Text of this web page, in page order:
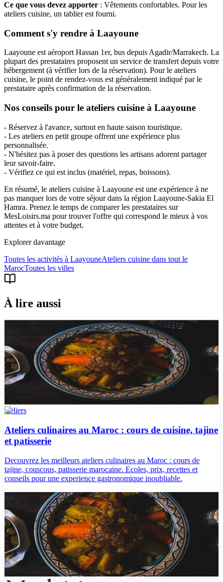
Ce que vous devez apporter : Vêtements confortables. Pour les
ateliers cuisine, un tablier est fourni.
Comment s'y rendre à Laayoune
Laayoune est aéroport Hassan 1er, bus depuis Agadir/Marrakech. La
plupart des prestataires proposent un service de transfert depuis votre
hébergement (à vérifier lors de la réservation). Pour le ateliers
cuisine, le point de rendez-vous est généralement indiqué par le
prestataire après confirmation de la réservation.
Nos conseils pour le ateliers cuisine à Laayoune
- Réservez à l'avance, surtout en haute saison touristique.
- Les ateliers en petit groupe offrent une expérience plus
personnalisée.
- N'hésitez pas à poser des questions les artisans adorent partager
leur savoir-faire.
- Vérifiez ce qui est inclus (matériel, repas, boissons).
En résumé, le ateliers cuisine à Laayoune est une expérience à ne
pas manquer lors de votre séjour dans la région Laayoune-Sakia El
Hamra. Prenez le temps de comparer les prestataires sur
MesLoisirs.ma pour trouver l'offre qui correspond le mieux à vos
attentes et à votre budget.
Explorer davantage
Toutes les activités à LaayouneAteliers cuisine dans tout le
MarocToutes les villes
À lire aussi
Guide gastronomique du Maroc : degustations,
cours de cuisine et experiences culinaires
Découvrez les meilleures expériences culinaires au Maroc : cours de
cuisine, dégustations de vins, ateliers pâtisserie, cérémonie du thé.
ateliers
Ateliers culinaires au Maroc : cours de cuisine, tajine
et patisserie
Decouvrez les meilleurs ateliers culinaires au Maroc : cours de
tajine, couscous, patisserie marocaine. Ecoles, prix, recettes et
conseils pour une experience gastronomique inoubliable.
gastronomie
Guide Complet de la Gastronomie Marocaine :
Cours de Cuisine et Experiences Culinaires
Decouvrez la gastronomie marocaine a travers des cours de cuisine,
food tours et experiences culinaires a Marrakech, Fes et Essaouira.
Guide complet avec prix, adresses et conseils.